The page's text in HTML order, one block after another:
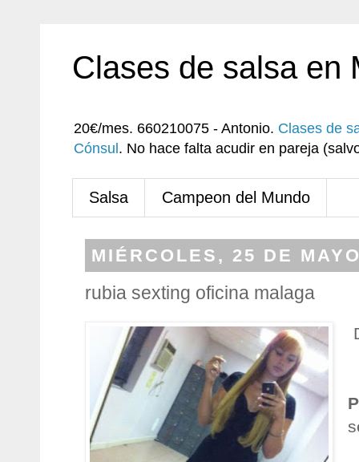
Clases de salsa en
20€/mes. 660210075 - Antonio. Clases de
Cónsul . No hace falta acudir en pareja
Salsa Campeon del Mundo
MIÉRCOLES, 25 DE
rubia sexting oficina malaga